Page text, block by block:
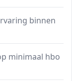
binnen
minimaal hbo